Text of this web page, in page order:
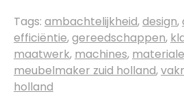
Tags: ambachtelijkheid,design,
efficiëntie,gereedschappen,
maatwerk, machines,
meubelmaker zuid holland,
holland